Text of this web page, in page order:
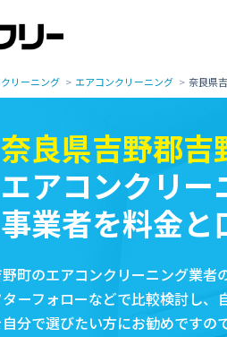
リーニング エアコンクリーニング 奈良県
奈良県吉野郡吉
エアコンクリー
事業者を料金と
町のエアコンクリーニング業
ーフォローなどで比較検討し
分で選びたい方にお勧めですの